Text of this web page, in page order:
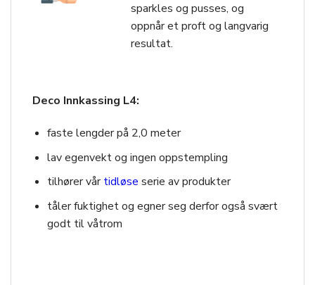
sparkles og pusses, og
oppnår et proft og langvarig
resultat.
Deco Innkassing L4:
faste lengder på 2,0 meter
lav egenvekt og ingen oppstempling
tilhører vårtidløse serie av produkter
tåler fuktighet og egner seg derfor også svært
godt til våtrom